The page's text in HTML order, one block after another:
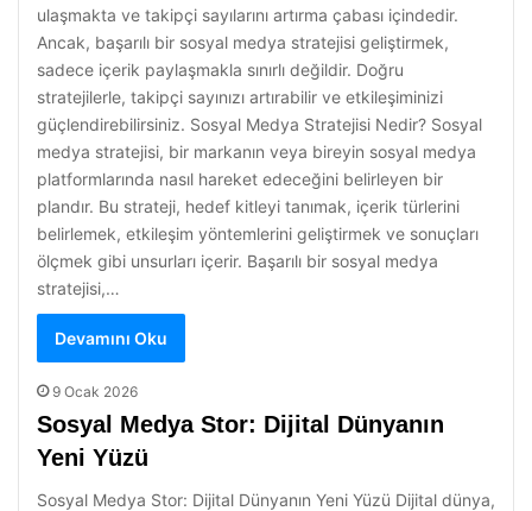
ulaşmakta ve takipçi sayılarını artırma çabası içindedir.
Ancak, başarılı bir sosyal medya stratejisi geliştirmek,
sadece içerik paylaşmakla sınırlı değildir. Doğru
stratejilerle, takipçi sayınızı artırabilir ve etkileşiminizi
güçlendirebilirsiniz. Sosyal Medya Stratejisi Nedir? Sosyal
medya stratejisi, bir markanın veya bireyin sosyal medya
platformlarında nasıl hareket edeceğini belirleyen bir
plandır. Bu strateji, hedef kitleyi tanımak, içerik türlerini
belirlemek, etkileşim yöntemlerini geliştirmek ve sonuçları
ölçmek gibi unsurları içerir. Başarılı bir sosyal medya
stratejisi,…
Devamını Oku
9 Ocak 2026
Sosyal Medya Stor: Dijital Dünyanın
Yeni Yüzü
Sosyal Medya Stor: Dijital Dünyanın Yeni Yüzü Dijital dünya,